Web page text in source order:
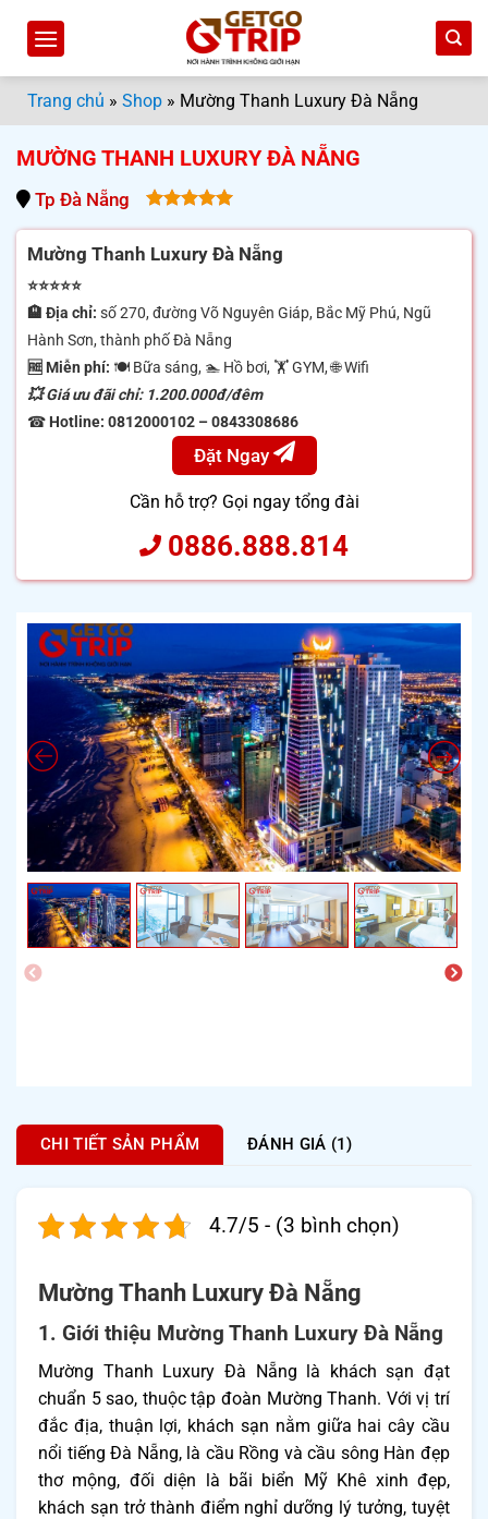
dungTrang chủ » Shop » Mường Thanh Luxury Đà Nẵng
MƯỜNG THANH LUXURY ĐÀ NẴNG
Tp Đà Nẵng
5.00
Mường Thanh Luxury Đà Nẵng
⭐⭐⭐⭐⭐
🏨 Địa chỉ: số 270, đường Võ Nguyên Giáp, Bắc Mỹ Phú, Ngũ
Hành Sơn, thành phố Đà Nẵng
🆓 Miễn phí: 🍽 Bữa sáng, 🏊 Hồ bơi, 🏋️ GYM, 🌐 Wifi
💥 Giá ưu đãi chỉ: 1.200.000đ/đêm
☎ Hotline: 0812000102 – 0843308686
Đặt Ngay
Cần hỗ trợ? Gọi ngay tổng đài
0886.888.814
CHI TIẾT SẢN PHẨM ĐÁNH GIÁ (1)
4.7/5 - (3 bình chọn)
Mường Thanh Luxury Đà Nẵng
1. Giới thiệu Mường Thanh Luxury Đà Nẵng
Mường Thanh Luxury Đà Nẵng là khách sạn đạt
chuẩn 5 sao, thuộc tập đoàn Mường Thanh. Với vị trí
đắc địa, thuận lợi, khách sạn nằm giữa hai cây cầu
nổi tiếng Đà Nẵng, là cầu Rồng và cầu sông Hàn đẹp
thơ mộng, đối diện là bãi biển Mỹ Khê xinh đẹp,
khách sạn trở thành điểm nghỉ dưỡng lý tưởng, tuyệt